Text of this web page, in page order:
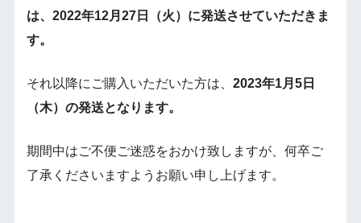
は、2022年12月27日（火）に発送させていただきま
す。
それ以降にご購入いただいた方は、 2023年1月5日
（木）の発送となります。
期間中はご不便ご迷惑をおかけ致しますが、何卒ご
了承くださいますようお願い申し上げます。